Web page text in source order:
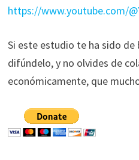
https://www.youtube.com/
Si este estudio te ha sido de
difúndelo, y no olvides de
económicamente, que